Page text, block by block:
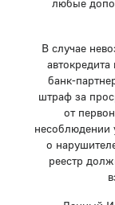
В случае
банк-
штраф за
от
несоблюдении
о
реестр